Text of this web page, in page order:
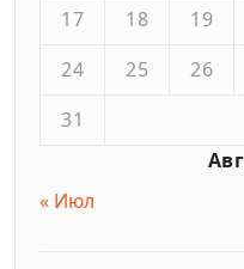
17
18 19
24
25 26
31
« Июл